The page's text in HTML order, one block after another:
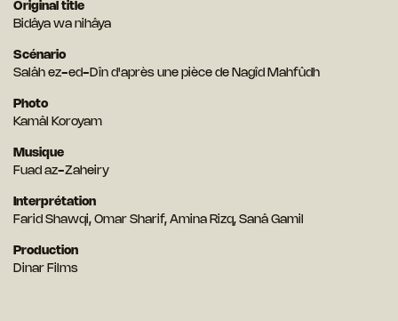
Original title
Bidâya wa nihâya
Scénario
Salâh ez-ed-Dîn d'après une pièce de Nagîd Mahfûdh
Photo
Kamâl Koroyam
Musique
Fuad az-Zaheiry
Interprétation
Farid Shawqi, Omar Sharif, Amina Rizq, Sanâ Gamil
Production
Dinar Films